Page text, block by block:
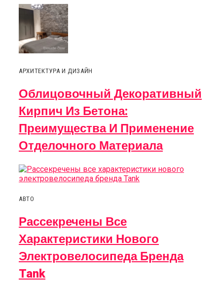
АРХИТЕКТУРА И ДИЗАЙН
Облицовочный Декоративный
Кирпич Из Бетона:
Преимущества И Применение
Отделочного Материала
АВТО
Рассекречены Все
Характеристики Нового
Электровелосипеда Бренда
Tank